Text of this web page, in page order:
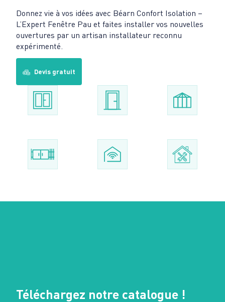
Donnez vie à vos idées avec Béarn Confort Isolation –
L’Expert Fenêtre Pau et faites installer vos nouvelles
ouvertures par un artisan installateur reconnu
expérimenté.
Devis gratuit
Téléchargez notre catalogue !